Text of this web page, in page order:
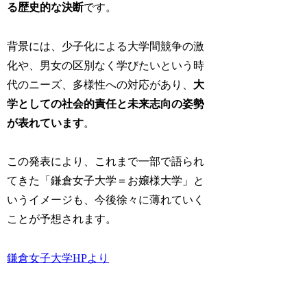
る歴史的な決断です。
背景には、少子化による大学間競争の激
化や、男女の区別なく学びたいという時
代のニーズ、多様性への対応があり、 大
学としての社会的責任と未来志向の姿勢
が表れています。
この発表により、これまで一部で語られ
てきた「鎌倉女子大学＝お嬢様大学」と
いうイメージも、今後徐々に薄れていく
ことが予想されます。
鎌倉女子大学HPより